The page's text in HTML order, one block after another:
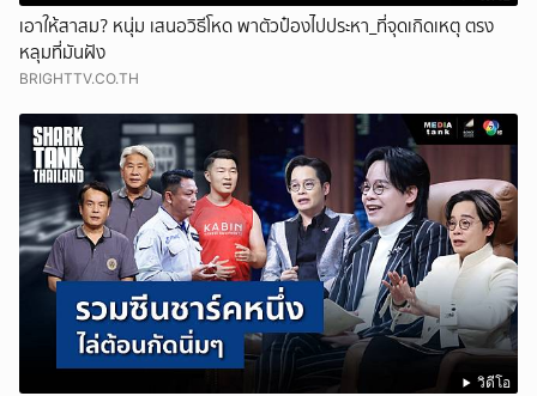
เอาให้สาสม? หนุ่ม เสนอวิธีโหด พาตัวป๋องไปประหา_ที่จุดเกิดเหตุ ตรง
หลุมที่มันฝัง
BRIGHTTV.CO.TH
วิดีโอ